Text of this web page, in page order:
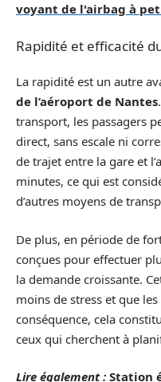
voyant de l'airbag à
Rapidité et efficacité
La rapidité est un autre
de l’aéroport de Nantes
transport, les passagers
direct, sans escale ni
de trajet entre la gare et
minutes, ce qui est
d’autres moyens de
De plus, en période de
conçues pour effectuer
la demande croissante.
moins de stress et que
conséquence, cela
ceux qui cherchent à
Lire également : Station